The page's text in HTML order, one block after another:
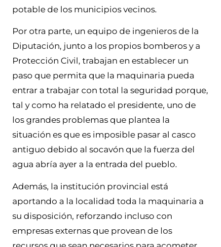
potable de los municipios vecinos.
Por otra parte, un equipo de ingenieros de la
Diputación, junto a los propios bomberos y a
Protección Civil, trabajan en establecer un
paso que permita que la maquinaria pueda
entrar a trabajar con total la seguridad porque,
tal y como ha relatado el presidente, uno de
los grandes problemas que plantea la
situación es que es imposible pasar al casco
antiguo debido al socavón que la fuerza del
agua abría ayer a la entrada del pueblo.
Además, la institución provincial está
aportando a la localidad toda la maquinaria a
su disposición, reforzando incluso con
empresas externas que provean de los